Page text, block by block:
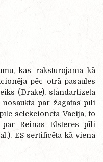
kas raksturojama kā
pēc otrā pasaules
(Drake), standartizēta
par žagatas pīli
selekcionēta Vācijā, to
par Reinas Elsteres pīli
ES sertificēta kā viena